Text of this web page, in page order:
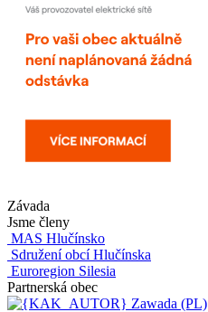
Závada
Jsme členy
MAS Hlučínsko
Sdružení obcí Hlučínska
Euroregion Silesia
Partnerská obec
Zawada (PL)